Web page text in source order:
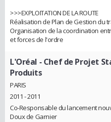
>>>EXPLOITATION DE LA ROUTE
Réalisation de Plan de Gestion du
Organisation de la coordination
et forces de l'ordre
L'Oréal - Chef de Projet
Produits
PARIS
2011 - 2011
Co-Responsable du lancement
Doux de Garnier